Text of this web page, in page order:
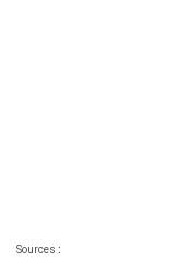
Sources :